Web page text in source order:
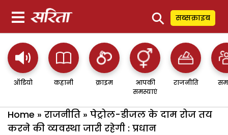
⚲ सब्सक्राइब
ऑडियो कहानी क्राइम
आपकी
समस्याएं
राजनीति
Home » राजनीति » पेट्रोल-डीजल के दाम रोज तय
करने की व्यवस्था जारी रहेगी : प्रधान